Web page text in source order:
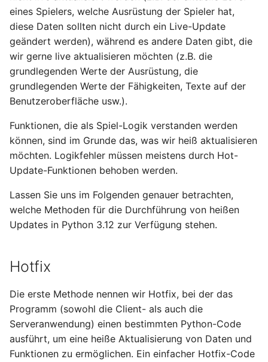
eines Spielers, welche Ausrüstung der Spieler hat,
diese Daten sollten nicht durch ein Live-Update
geändert werden), während es andere Daten gibt, die
wir gerne live aktualisieren möchten (z.B. die
grundlegenden Werte der Ausrüstung, die
grundlegenden Werte der Fähigkeiten, Texte auf der
Benutzeroberfläche usw.).
Funktionen, die als Spiel-Logik verstanden werden
können, sind im Grunde das, was wir heiß aktualisieren
möchten. Logikfehler müssen meistens durch Hot-
Update-Funktionen behoben werden.
Lassen Sie uns im Folgenden genauer betrachten,
welche Methoden für die Durchführung von heißen
Updates in Python 3.12 zur Verfügung stehen.
Hotfix
Die erste Methode nennen wir Hotfix, bei der das
Programm (sowohl die Client- als auch die
Serveranwendung) einen bestimmten Python-Code
ausführt, um eine heiße Aktualisierung von Daten und
Funktionen zu ermöglichen. Ein einfacher Hotfix-Code